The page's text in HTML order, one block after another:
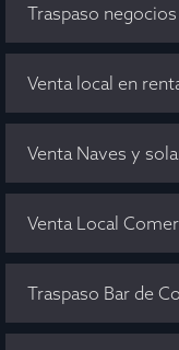
Traspaso
Venta local en
Venta Naves y
Venta Local
Traspaso Bar de